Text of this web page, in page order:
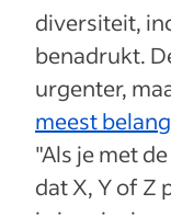
diversiteit,
benadrukt.
urgenter,
meest
"Als je met
dat X, Y of Z